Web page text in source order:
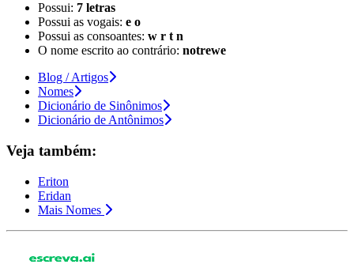
Possui: 7 letras
Possui as vogais: e o
Possui as consoantes: w r t n
O nome escrito ao contrário: notrewe
Blog / Artigos
Nomes
Dicionário de Sinônimos
Dicionário de Antônimos
Veja também:
Eriton
Eridan
Mais Nomes